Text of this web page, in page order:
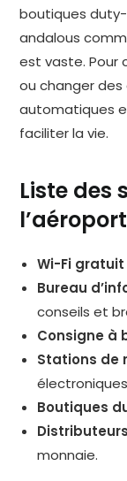
boutiques
andalous
est vaste. Pour
ou changer des
automatiques
faciliter la vie.
Liste des
Wi-Fi gratuit
Bureau
conseils et
Consigne à
Stations de
Boutiques
monnaie.